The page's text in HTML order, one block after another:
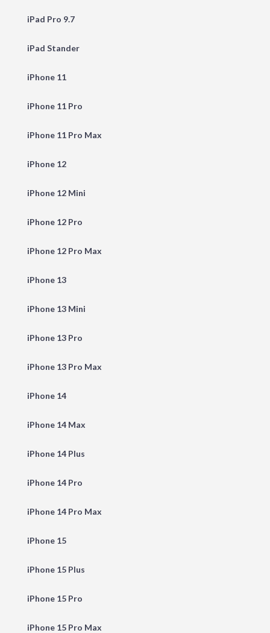
iPad Pro 9.7
iPad Stander
iPhone 11
iPhone 11 Pro
iPhone 11 Pro Max
iPhone 12
iPhone 12 Mini
iPhone 12 Pro
iPhone 12 Pro Max
iPhone 13
iPhone 13 Mini
iPhone 13 Pro
iPhone 13 Pro Max
iPhone 14
iPhone 14 Max
iPhone 14 Plus
iPhone 14 Pro
iPhone 14 Pro Max
iPhone 15
iPhone 15 Plus
iPhone 15 Pro
iPhone 15 Pro Max